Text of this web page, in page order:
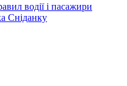
водії і пасажири
Сніданку